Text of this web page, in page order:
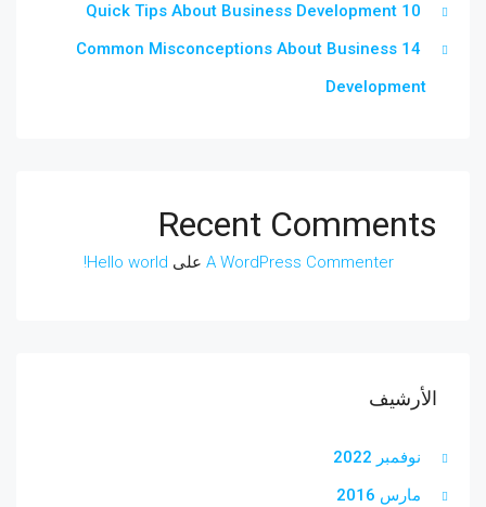
10 Quick Tips About Business Development
14 Common Misconceptions About Business
Development
Recent Comments
A WordPress Commenter على Hello world!
الأرشيف
نوفمبر 2022
مارس 2016